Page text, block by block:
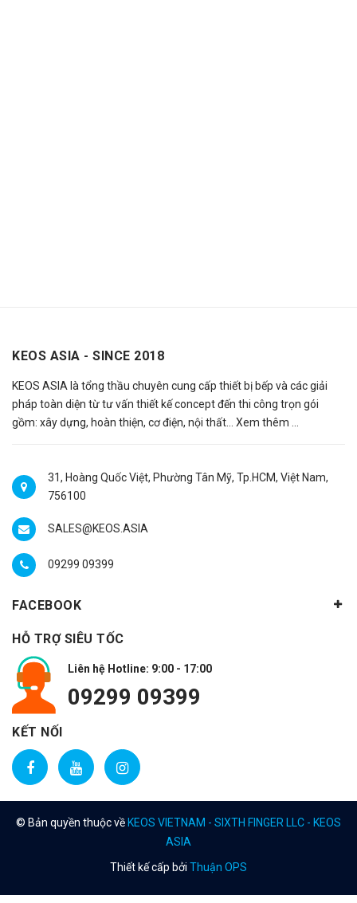
KEOS ASIA - SINCE 2018
KEOS ASIA là tổng thầu chuyên cung cấp thiết bị bếp và các giải
pháp toàn diện từ tư vấn thiết kế concept đến thi công trọn gói
gồm: xây dựng, hoàn thiện, cơ điện, nội thất… Xem thêm ...
31, Hoàng Quốc Việt, Phường Tân Mỹ, Tp.HCM, Việt Nam,
756100
SALES@KEOS.ASIA
09299 09399
FACEBOOK
HỖ TRỢ SIÊU TỐC
Liên hệ Hotline: 9:00 - 17:00
09299 09399
KẾT NỐI
© Bản quyền thuộc về KEOS VIETNAM - SIXTH FINGER LLC - KEOS
ASIA
Thiết kế cấp bởi Thuận OPS